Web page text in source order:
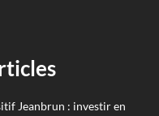
Jeanbrun : investir en